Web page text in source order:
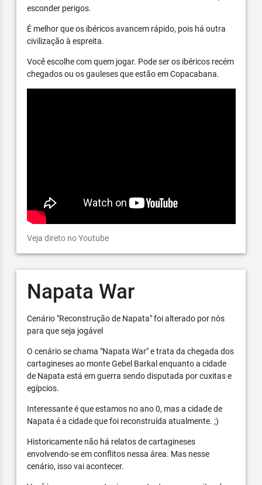
esconder perigos.
É melhor que os ibéricos avancem rápido, pois há outra
civilização à espreita.
Você escolhe com quem jogar. Pode ser os ibéricos recém
chegados ou os gauleses que estão em Copacabana.
Veja direto no Youtube
Napata War
Cenário "Reconstrução de Napata" foi alterado por nós
para que seja jogável
O cenário se chama "Napata War" e trata da chegada dos
cartagineses ao monte Gebel Barkal enquanto a cidade
de Napata está em guerra sendo disputada por cuxitas e
egípcios.
Interessante é que estamos no ano 0, mas a cidade de
Napata é a cidade que foi reconstruída atualmente. ;)
Historicamente não há relatos de cartagineses
envolvendo-se em conflitos nessa área. Mas nesse
cenário, isso vai acontecer.